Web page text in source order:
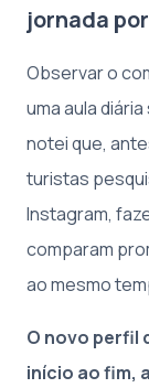
jornada
Observar o
uma aula
notei que,
turistas
Instagram,
comparam
ao mesmo
O novo perfil
início ao fim,